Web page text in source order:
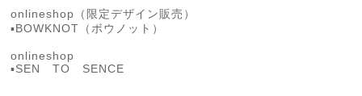
onlineshop（限定デザイン販売）
▪︎BOWKNOT（ボウノット）
onlineshop
▪︎SEN TO SENCE